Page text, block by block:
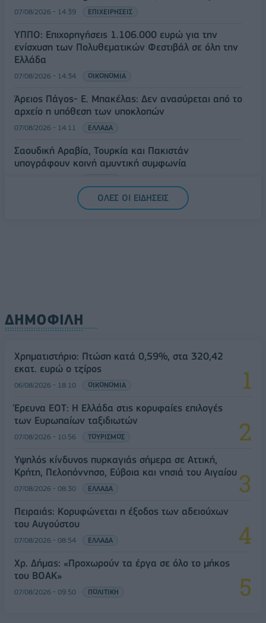
07/08/2026 - 14:39 ΕΠΙΧΕΙΡΗΣΕΙΣ
ΥΠΠΟ: Επιχορηγήσεις 1.106.000 ευρώ για την
ενίσχυση των Πολυθεματικών Φεστιβάλ σε όλη την
Ελλάδα
07/08/2026 - 14:34 ΟΙΚΟΝΟΜΙΑ
Άρειος Πάγος- Ε. Μπακέλας: Δεν ανασύρεται από το
αρχείο η υπόθεση των υποκλοπών
07/08/2026 - 14:11 ΕΛΛΑΔΑ
Σαουδική Αραβία, Τουρκία και Πακιστάν
υπογράφουν κοινή αμυντική συμφωνία
ΟΛΕΣ ΟΙ ΕΙΔΗΣΕΙΣ
ΔΗΜΟΦΙΛΗ
Χρηματιστήριο: Πτώση κατά 0,59%, στα 320,42
εκατ. ευρώ ο τζίρος
06/08/2026 - 18:10 ΟΙΚΟΝΟΜΙΑ
Έρευνα ΕΟΤ: Η Ελλάδα στις κορυφαίες επιλογές
των Ευρωπαίων ταξιδιωτών
07/08/2026 - 10:56 ΤΟΥΡΙΣΜΟΣ
Υψηλός κίνδυνος πυρκαγιάς σήμερα σε Αττική,
Κρήτη, Πελοπόννησο, Εύβοια και νησιά του Αιγαίου
07/08/2026 - 08:30 ΕΛΛΑΔΑ
Πειραιάς: Κορυφώνεται η έξοδος των αδειούχων
του Αυγούστου
07/08/2026 - 08:54 ΕΛΛΑΔΑ
Χρ. Δήμας: «Προχωρούν τα έργα σε όλο το μήκος
του ΒΟΑΚ»
07/08/2026 - 09:50 ΠΟΛΙΤΙΚΗ